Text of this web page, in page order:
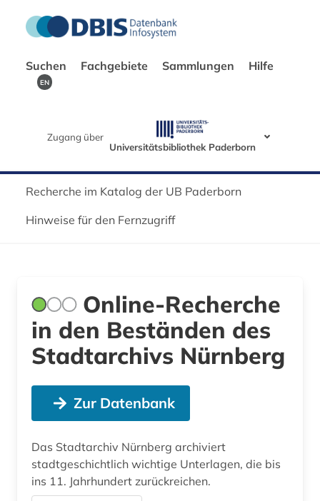
Suchen Fachgebiete Sammlungen Hilfe
EN
Zugang über
Universitätsbibliothek Paderborn
Recherche im Katalog der UB Paderborn
Hinweise für den Fernzugriff
Online-Recherche
in den Beständen des
Stadtarchivs Nürnberg
Zur Datenbank
Das Stadtarchiv Nürnberg archiviert
stadtgeschichtlich wichtige Unterlagen, die bis
ins 11. Jahrhundert zurückreichen.